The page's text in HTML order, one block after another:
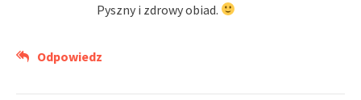
Pyszny i zdrowy obiad.
Odpowiedz